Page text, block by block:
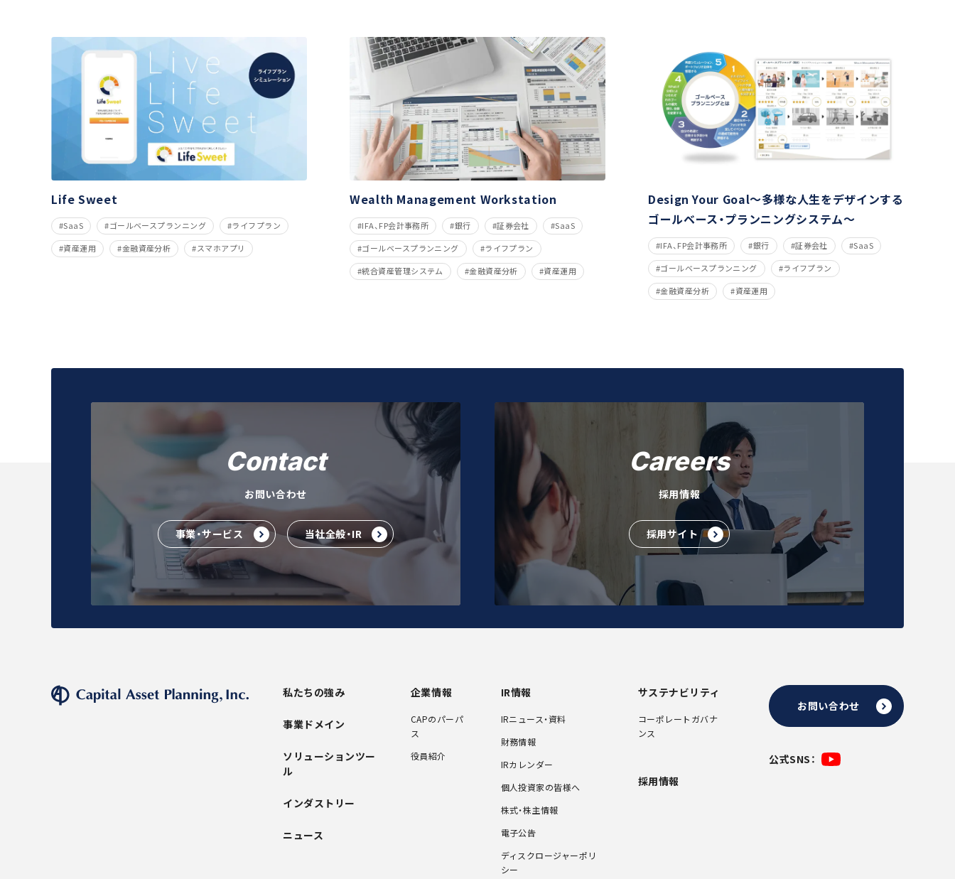
Life Sweet
SaaS ゴールベースプランニング
ライフプラン
資産運用
金融資産分析 スマホアプリ
Wealth Management Workstation
IFA、FP会計事務所 銀行 証券会社
SaaS
ゴールベースプランニング
ライフプラン
統合資産管理システム
金融資産分析 資産運用
Design Your Goal～多様な人生をデザインする
ゴールベース・プランニングシステム～
IFA、FP会計事務所 銀行 証券会社
SaaS
ゴールベースプランニング
ライフプラン
金融資産分析
資産運用
Contact
お問い合わせ
事業・サービス 当社全般・IR
Careers
採用情報
採用サイト
私たちの強み
事業ドメイン
ソリューションツー
ル
インダストリー
ニュース
企業情報
CAPのパーパ
ス
役員紹介
IR情報
IRニュース・資料
財務情報
IRカレンダー
個人投資家の皆様へ
株式・株主情報
電子公告
ディスクロージャーポリ
シー
サステナビリティ
コーポレートガバナ
ンス
採用情報
お問い合わせ
公式SNS：